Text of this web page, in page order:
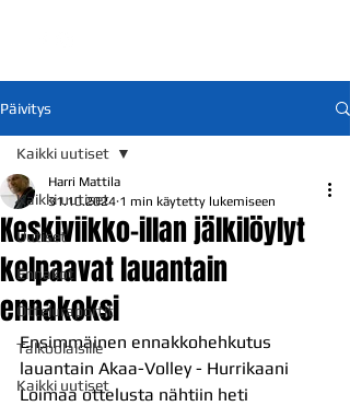
Päivitys
Kaikki uutiset
Uutiset
Ennakot
Otteluraportit
Talkoolaisille
Kaikki uutiset
Kaikki uutiset
Keskiviikko-illan jälkilöylyt
kelpaavat lauantain
ennakoksi
Harri Mattila
31.10.2024 1 min käytetty lukemiseen
Ensimmäinen ennakkohehkutus
lauantain Akaa-Volley - Hurrikaani
Loimaa ottelusta nähtiin heti